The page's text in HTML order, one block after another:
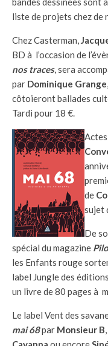
liste de projets chez de
Chez Casterman,
BD à l’occasion de
nos traces, sera
par Dominique Grange
côtoieront ballades
Tardi pour 18 €.
de
sujet
De
spécial du magazine
les Enfants rouge
label Jungle des
un livre de 80 pages à
Le label Vent des
mai 68par Monsieur B